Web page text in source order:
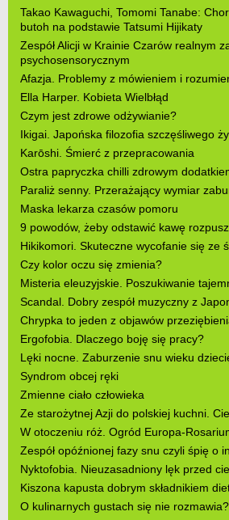
Takao Kawaguchi, Tomomi Tanabe:
butoh na podstawie Tatsumi Hijikaty
Zespół Alicji w Krainie Czarów realnym
psychosensorycznym
Afazja. Problemy z mówieniem i
Ella Harper. Kobieta Wielbłąd
Czym jest zdrowe odżywianie?
Ikigai. Japońska filozofia szczęśliwego
Karōshi. Śmierć z przepracowania
Ostra papryczka chilli zdrowym
Paraliż senny. Przerażający wymiar
Maska lekarza czasów pomoru
9 powodów, żeby odstawić kawę
Hikikomori. Skuteczne wycofanie się ze
Czy kolor oczu się zmienia?
Misteria eleuzyjskie. Poszukiwanie
Scandal. Dobry zespół muzyczny z
Chrypka to jeden z objawów
Ergofobia. Dlaczego boję się pracy?
Lęki nocne. Zaburzenie snu wieku
Syndrom obcej ręki
Zmienne ciało człowieka
Ze starożytnej Azji do polskiej kuchni.
W otoczeniu róż. Ogród Europa-
Zespół opóźnionej fazy snu czyli śpię o
Nyktofobia. Nieuzasadniony lęk przed
Kiszona kapusta dobrym składnikiem
O kulinarnych gustach się nie rozmawia?